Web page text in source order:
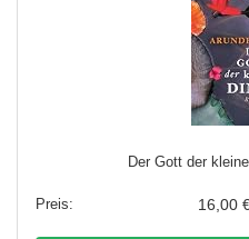
Der Gott der
16,00